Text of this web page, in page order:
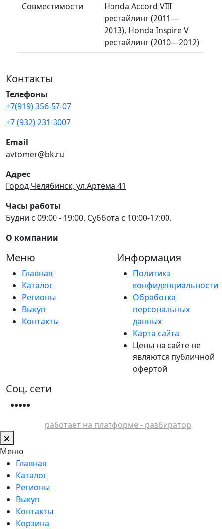
Совместимости
Honda Accord VIII
рестайлинг (2011—
2013), Honda Inspire V
рестайлинг (2010—2012)
Контакты
Телефоны
+7(919) 356-57-07
+7 (932) 231-3007
Email
avtomer@bk.ru
Адрес
Город Челябинск, ул.Артёма 41
Часы работы
Будни с 09:00 - 19:00. Суббота с 10:00-17:00.
О компании
Меню
Главная
Каталог
Регионы
Выкуп
Контакты
Информация
Политика
конфиденциальности
Обработка
персональных
данных
Карта сайта
Цены на сайте не
являются публичной
офертой
Соц. сети
работает на платформе - разбиратор
Меню
Главная
Каталог
Регионы
Выкуп
Контакты
Корзина